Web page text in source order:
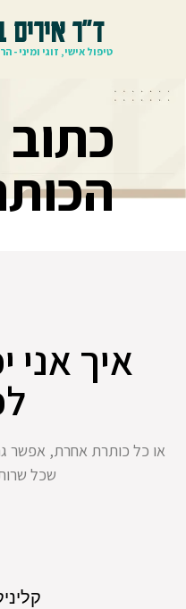
ד"ר איריס
טיפול אישי, זוגי ומיני -
איך אני
או כל כותרת אחרת, אפשר
שכל